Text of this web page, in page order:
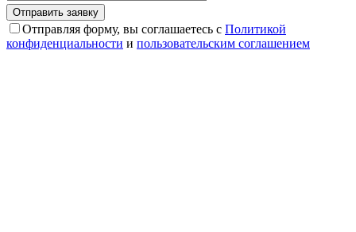
Отправляя форму, вы соглашаетесь с Политикой
конфиденциальности и пользовательским соглашением